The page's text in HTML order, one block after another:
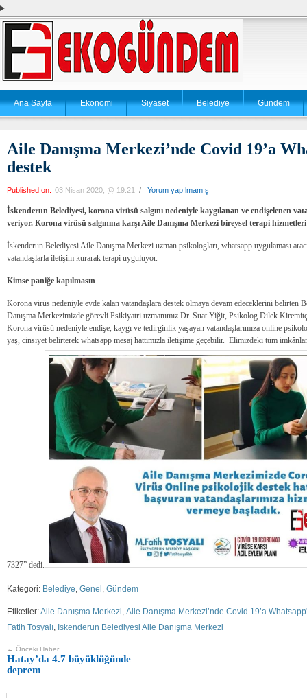
Ana Sayfa Ekonomi Siyaset Belediye Gündem
Aile Danışma Merkezi’nde Covid 19’a
destek
Published on: 03 Nisan 2020, @ 19:21 / Yorum yapılmamış
İskenderun Belediyesi, korona virüsü salgını nedeniyle kaygılanan ve endişelenen
veriyor. Korona virüsü salgınına karşı Aile Danışma Merkezi bireysel terapi
İskenderun Belediyesi Aile Danışma Merkezi uzman psikologları, whatsapp uygulaması
vatandaşlarla iletişim kurarak terapi uyguluyor.
Kimse paniğe kapılmasın
Korona virüs nedeniyle evde kalan vatandaşlara destek olmaya devam edeceklerini belirten
Danışma Merkezimizde görevli Psikiyatri uzmanımız Dr. Suat Yiğit, Psikolog Dilek
Korona virüsü nedeniyle endişe, kaygı ve tedirginlik yaşayan vatandaşlarımıza online
yaş, cinsiyet belirterek whatsapp mesaj hattımızla iletişime geçebilir. Elimizdeki tüm
7327” dedi.
Kategori: Belediye Genel Gündem
Etiketler:Aile Danışma Merkezi Aile Danışma Merkezi’nde Covid 19’a
Fatih Tosyalı İskenderun Belediyesi Aile Danışma Merkezi
← Önceki Haber
Hatay’da 4.7 büyüklüğünde
deprem